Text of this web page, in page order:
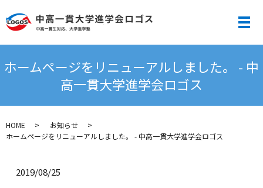
メ
ホームページをリニューアルしました。 - 中
高一貫大学進学会ロゴス
HOME
お知らせ
ホームページをリニューアルしました。 - 中高一貫大学進学会ロゴス
2019/08/25